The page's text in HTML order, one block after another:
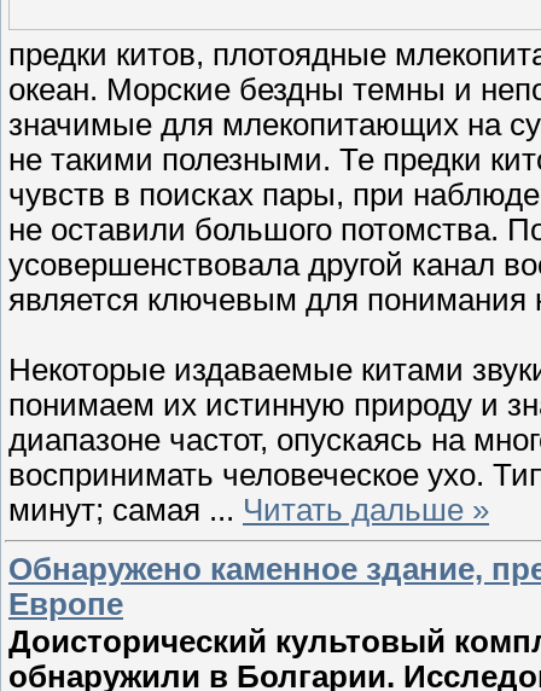
предки китов, плотоядные
океан. Морские бездны темны и
значимые для млекопитающих на
не такими полезными. Те предки
чувств в поисках пары, при
не оставили большого потомства.
усовершенствовала другой канал
является ключевым для понимания
Некоторые издаваемые китами
понимаем их истинную природу и
диапазоне частот, опускаясь на
воспринимать человеческое ухо.
минут; самая ... Читать дальше »
Обнаружено каменное здание,
Европе
Доисторический культовый
обнаружили в Болгарии.